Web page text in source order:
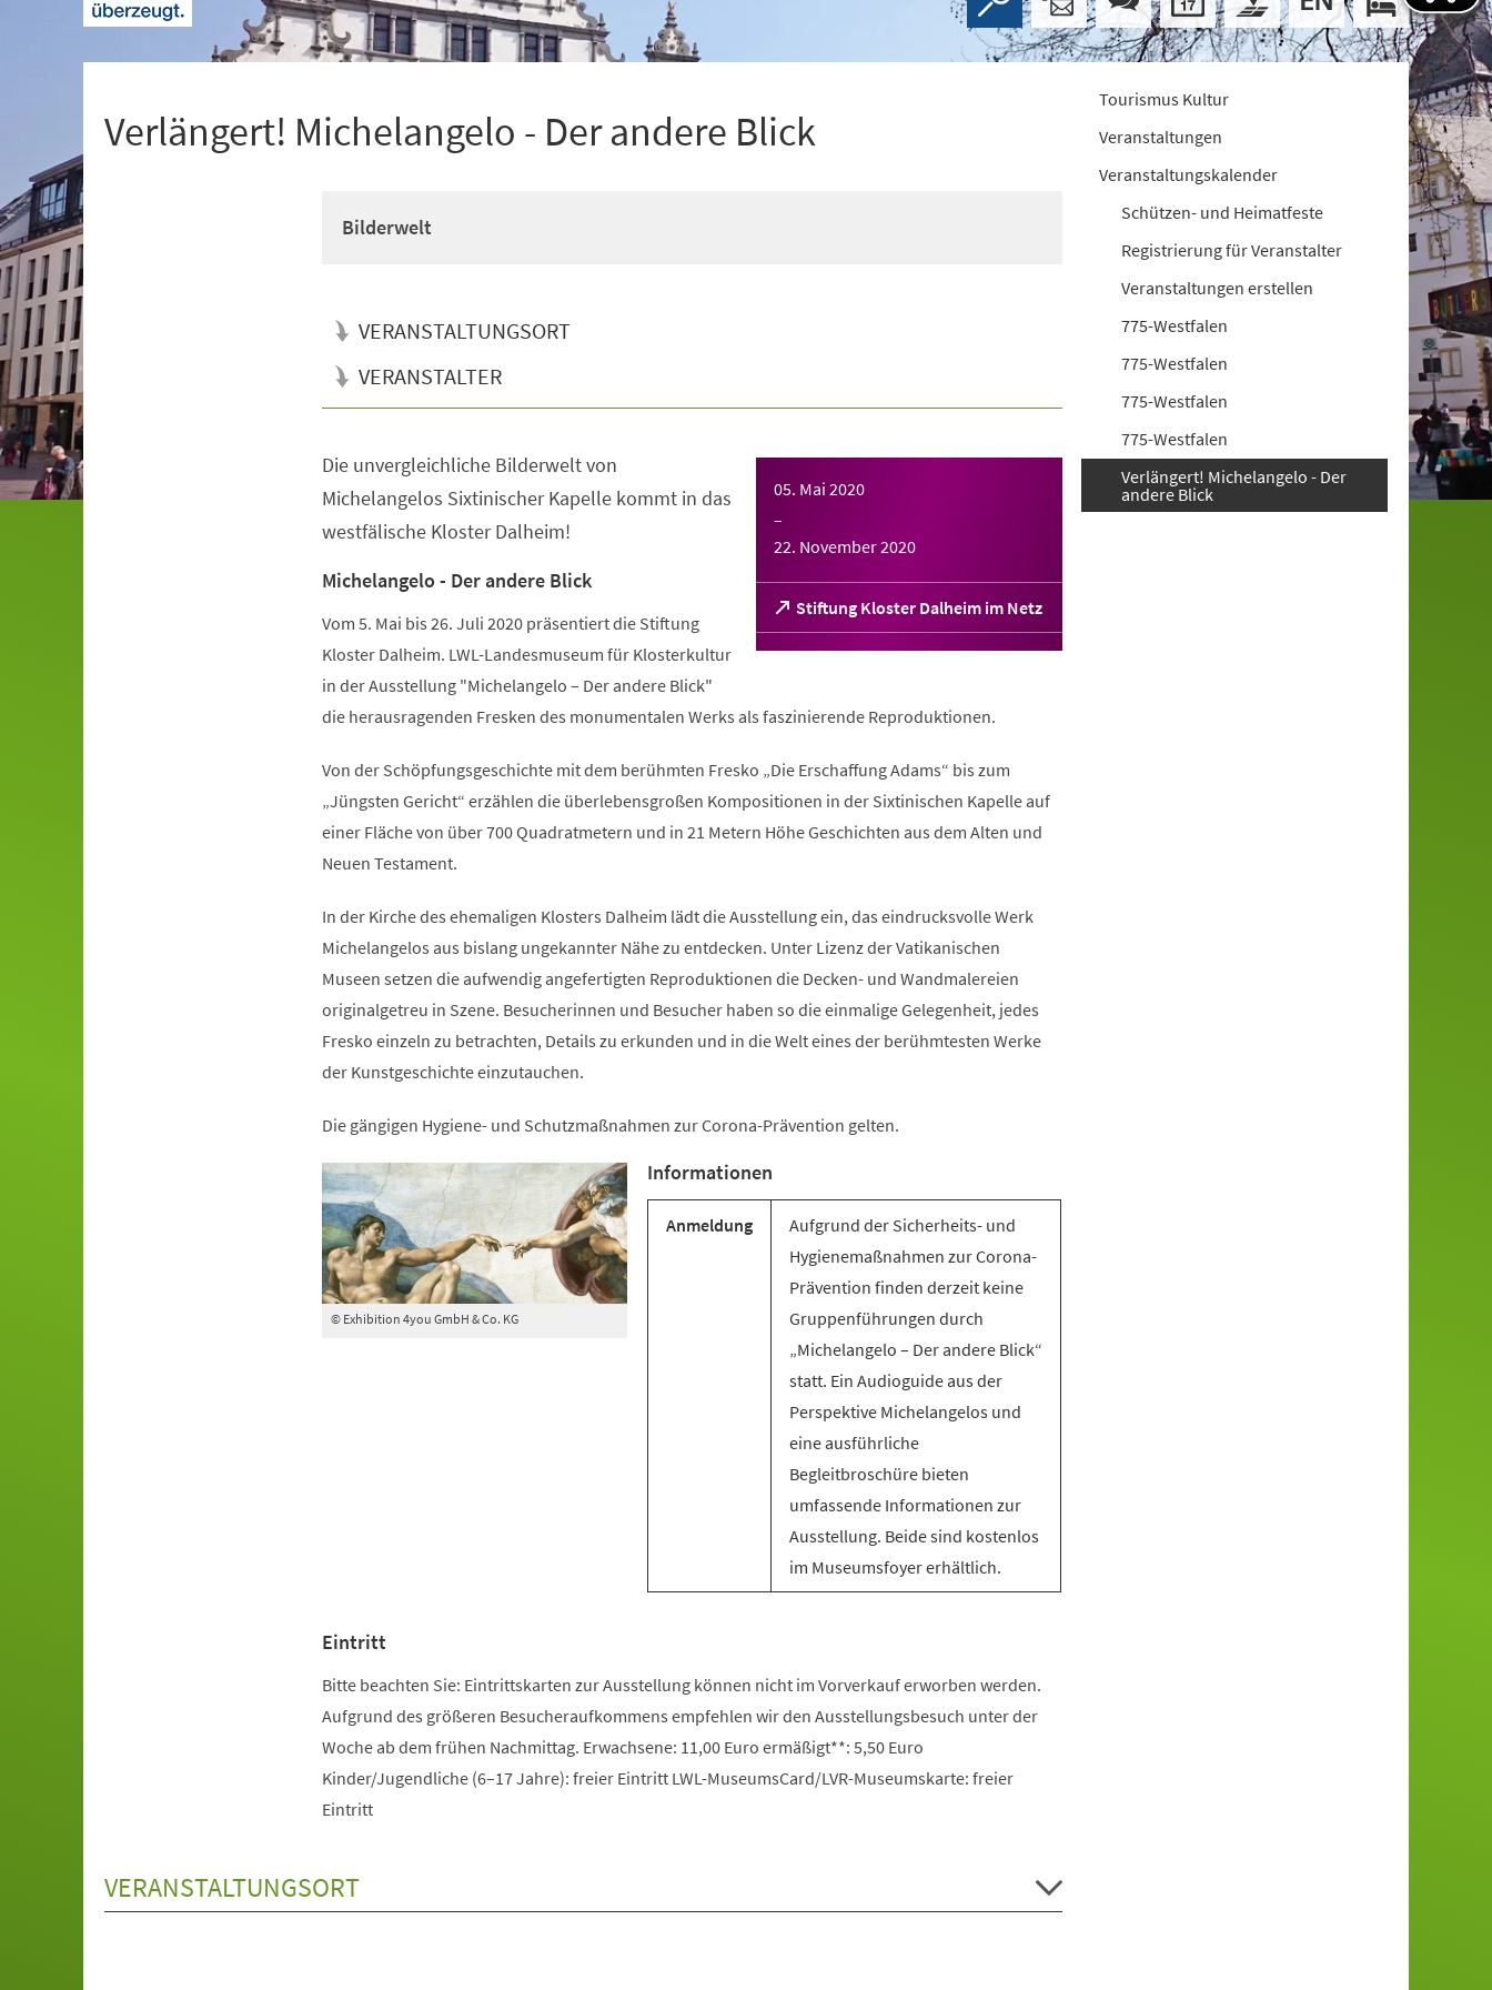
Verlängert! Michelangelo - Der andere Blick
Bilderwelt
VERANSTALTUNGSORT
VERANSTALTER
05. Mai 2020
–
22. November 2020
Stiftung Kloster Dalheim im Netz
(Öffnet
in
einem
Die unvergleichliche Bilderwelt von
Michelangelos Sixtinischer Kapelle kommt in das
westfälische Kloster Dalheim!
Michelangelo - Der andere Blick
Vom 5. Mai bis 26. Juli 2020 präsentiert die Stiftung
Kloster Dalheim. LWL-Landesmuseum für Klosterkultur
in der Ausstellung "Michelangelo – Der andere Blick"
die herausragenden Fresken des monumentalen Werks als faszinierende Reproduktionen.
Von der Schöpfungsgeschichte mit dem berühmten Fresko „Die Erschaffung Adams“ bis zum
„Jüngsten Gericht“ erzählen die überlebensgroßen Kompositionen in der Sixtinischen Kapelle auf
einer Fläche von über 700 Quadratmetern und in 21 Metern Höhe Geschichten aus dem Alten und
Neuen Testament.
In der Kirche des ehemaligen Klosters Dalheim lädt die Ausstellung ein, das eindrucksvolle Werk
Michelangelos aus bislang ungekannter Nähe zu entdecken. Unter Lizenz der Vatikanischen
Museen setzen die aufwendig angefertigten Reproduktionen die Decken- und Wandmalereien
originalgetreu in Szene. Besucherinnen und Besucher haben so die einmalige Gelegenheit, jedes
Fresko einzeln zu betrachten, Details zu erkunden und in die Welt eines der berühmtesten Werke
der Kunstgeschichte einzutauchen.
Die gängigen Hygiene- und Schutzmaßnahmen zur Corona-Prävention gelten.
© Exhibition 4you GmbH & Co. KG
Informationen
Anmeldung
Aufgrund der Sicherheits- und
Hygienemaßnahmen zur Corona-
Prävention finden derzeit keine
Gruppenführungen durch
„Michelangelo – Der andere Blick“
statt. Ein Audioguide aus der
Perspektive Michelangelos und
eine ausführliche
Begleitbroschüre bieten
umfassende Informationen zur
Ausstellung. Beide sind kostenlos
im Museumsfoyer erhältlich.
Eintritt
Bitte beachten Sie: Eintrittskarten zur Ausstellung können nicht im Vorverkauf erworben werden.
Aufgrund des größeren Besucheraufkommens empfehlen wir den Ausstellungsbesuch unter der
Woche ab dem frühen Nachmittag. Erwachsene: 11,00 Euro ermäßigt**: 5,50 Euro
Kinder/Jugendliche (6–17 Jahre): freier Eintritt LWL-MuseumsCard/LVR-Museumskarte: freier
Eintritt
VERANSTALTUNGSORT
Tourismus Kultur
Veranstaltungen
Veranstaltungskalender
Schützen- und Heimatfeste
Registrierung für Veranstalter
Veranstaltungen erstellen
775-Westfalen
775-Westfalen
775-Westfalen
775-Westfalen
Verlängert! Michelangelo - Der
andere Blick